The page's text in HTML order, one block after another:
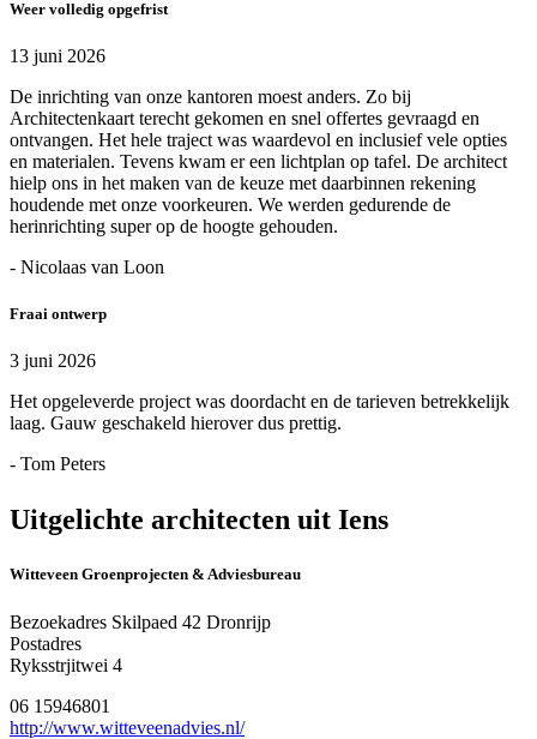
Weer volledig opgefrist
13 juni 2026
De inrichting van onze kantoren moest anders. Zo bij
Architectenkaart terecht gekomen en snel offertes gevraagd en
ontvangen. Het hele traject was waardevol en inclusief vele opties
en materialen. Tevens kwam er een lichtplan op tafel. De architect
hielp ons in het maken van de keuze met daarbinnen rekening
houdende met onze voorkeuren. We werden gedurende de
herinrichting super op de hoogte gehouden.
- Nicolaas van Loon
Fraai ontwerp
3 juni 2026
Het opgeleverde project was doordacht en de tarieven betrekkelijk
laag. Gauw geschakeld hierover dus prettig.
- Tom Peters
Uitgelichte architecten uit Iens
Witteveen Groenprojecten & Adviesbureau
Bezoekadres Skilpaed 42 Dronrijp
Postadres
Ryksstrjitwei 4
06 15946801
http://www.witteveenadvies.nl/